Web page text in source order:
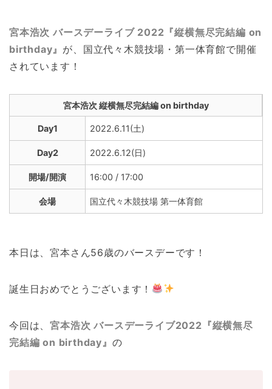
宮本浩次 バースデーライブ 2022『縦横無尽完結編 on
birthday』 が、国立代々木競技場・第一体育館で開催
されています！
宮本浩次 縦横無尽完結編 on birthday
Day1 2022.6.11(土)
Day2 2022.6.12(日)
開場/開演 16:00 / 17:00
会場 国立代々木競技場 第一体育館
本日は、宮本さん56歳のバースデーです！
誕生日おめでとうございます！
今回は、宮本浩次 バースデーライブ2022『縦横無尽
完結編 on birthday』 の